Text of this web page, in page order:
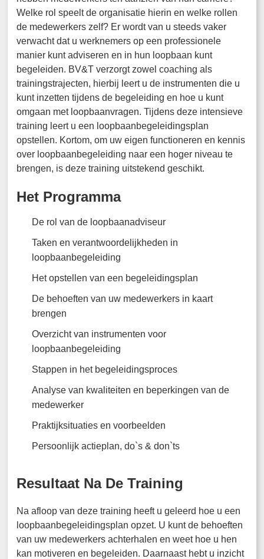
Welke rol speelt de organisatie hierin en welke rollen
de medewerkers zelf? Er wordt van u steeds vaker
verwacht dat u werknemers op een professionele
manier kunt adviseren en in hun loopbaan kunt
begeleiden. BV&T verzorgt zowel coaching als
trainingstrajecten, hierbij leert u de instrumenten die u
kunt inzetten tijdens de begeleiding en hoe u kunt
omgaan met loopbaanvragen. Tijdens deze intensieve
training leert u een loopbaanbegeleidingsplan
opstellen. Kortom, om uw eigen functioneren en kennis
over loopbaanbegeleiding naar een hoger niveau te
brengen, is deze training uitstekend geschikt.
Het Programma
De rol van de loopbaanadviseur
Taken en verantwoordelijkheden in
loopbaanbegeleiding
Het opstellen van een begeleidingsplan
De behoeften van uw medewerkers in kaart
brengen
Overzicht van instrumenten voor
loopbaanbegeleiding
Stappen in het begeleidingsproces
Analyse van kwaliteiten en beperkingen van de
medewerker
Praktijksituaties en voorbeelden
Persoonlijk actieplan, do`s & don`ts
Resultaat Na De Training
Na afloop van deze training heeft u geleerd hoe u een
loopbaanbegeleidingsplan opzet. U kunt de behoeften
van uw medewerkers achterhalen en weet hoe u hen
kan motiveren en begeleiden. Daarnaast hebt u inzicht